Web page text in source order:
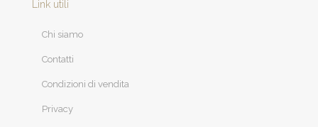
Link utili
Chi siamo
Contatti
Condizioni di vendita
Privacy